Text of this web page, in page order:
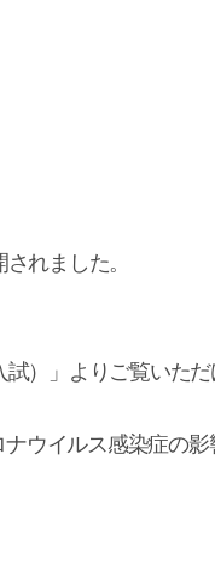
れました。
）」よりご覧いただ
ウイルス感染症の